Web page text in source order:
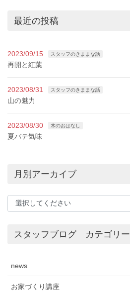
最近の投稿
2023/09/15 スタッフのきままな話
再開と紅葉
2023/08/31 スタッフのきままな話
山の魅力
2023/08/30 木のおはなし
夏バテ気味
月別アーカイブ
スタッフブログ カテゴリー
news
お家づくり講座